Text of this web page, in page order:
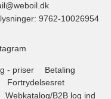
: 9762-10026954
- priser
Betaling
Fortrydelsesret
Webkatalog/B2B log ind